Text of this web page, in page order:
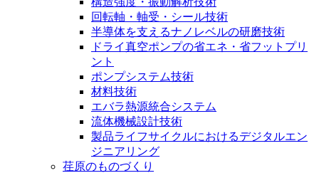
回転軸・軸受・シール技術
半導体を支えるナノレベルの研磨技術
ドライ真空ポンプの省エネ・省フットプリ
ント
ポンプシステム技術
材料技術
エバラ熱源統合システム
流体機械設計技術
製品ライフサイクルにおけるデジタルエン
ジニアリング
荏原のものづくり